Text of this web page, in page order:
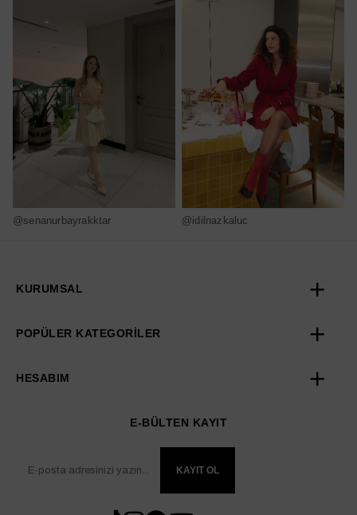
@senanurbayrakktar @idilnazkaluc
KURUMSAL
POPÜLER KATEGORİLER
HESABIM
E-BÜLTEN KAYIT
KAYIT OL